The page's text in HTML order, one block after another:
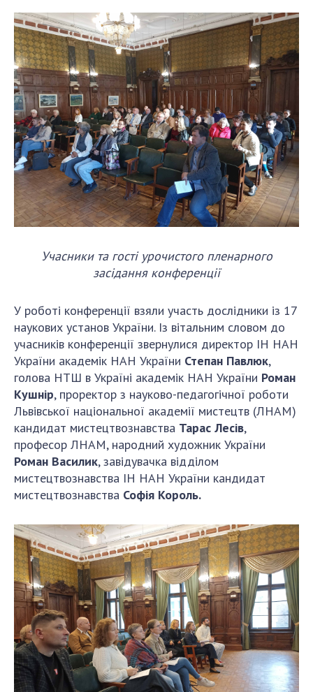
ЗАСІДАННЯ ПРЕЗИДІЇ НАН УКРАЇНИ
НАУКОВІ ВИДАННЯ
МЕДІА ПРО НАС
АКАДЕМІЯ КОМЕНТУЄ
КОНТАКТИ
ПРОФСПІЛКА НАН УКРАЇНИ
КАБІНЕТ
Учасники та гості урочистого пленарного
засідання конференції
У роботі конференції взяли участь дослідники із 17
наукових установ України. Із вітальним словом до
учасників конференції звернулися директор ІН НАН
України академік НАН України Степан Павлюк,
голова НТШ в Україні академік НАН України Роман
Кушнір, проректор з науково-педагогічної роботи
Львівської національної академії мистецтв (ЛНАМ)
кандидат мистецтвознавства Тарас Лесів,
професор ЛНАМ, народний художник України
Роман Василик, завідувачка відділом
мистецтвознавства ІН НАН України кандидат
мистецтвознавства Софія Король.